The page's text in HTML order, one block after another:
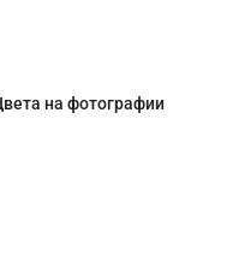
на фотографии